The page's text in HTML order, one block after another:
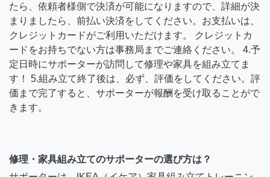
たら、依頼者様側で決済が可能になりますので、詳細が決
まりましたら、前払い決済をしてください。お支払いは、
クレジットカードがご利用いただけます。 クレジットカ
ードをお持ちでない方は事務局までご連絡ください。 4.予
定日時にサポーターが訪問して修理や家具を組み立てま
す！ 5.組み立て終了後は、必ず、評価をしてください。評
価まで完了すると、サポーターが報酬を受け取ることがで
きます。
修理・家具組み立てのサポーターの選び方は？